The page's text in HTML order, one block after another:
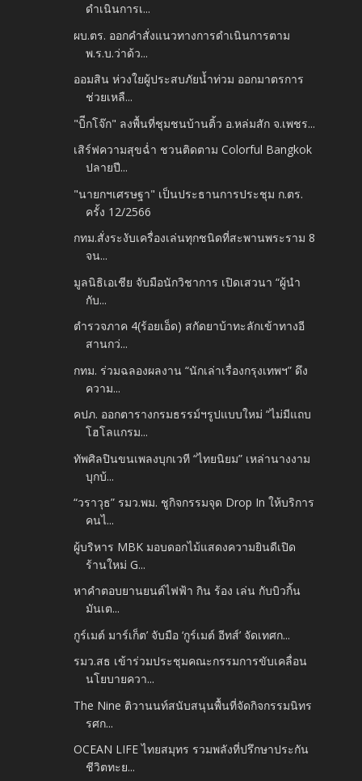
ดำเนินการเ...
ผบ.ตร. ออกคำสั่งแนวทางการดำเนินการตาม
พ.ร.บ.ว่าด้ว...
ออมสิน ห่วงใยผู้ประสบภัยน้ำท่วม ออกมาตรการ
ช่วยเหลื...
"บิีกโจ๊ก" ลงพื้นที่ชุมชนบ้านติ้ว อ.หล่มสัก จ.เพชร...
เสิร์ฟความสุขฉ่ำ ชวนติดตาม Colorful Bangkok
ปลายปี...
"นายกฯเศรษฐา" เป็นประธานการประชุม ก.ตร.
ครั้ง 12/2566
กทม.สั่งระงับเครื่องเล่นทุกชนิดที่สะพานพระราม 8
จน...
มูลนิธิเอเชีย จับมือนักวิชาการ เปิดเสวนา “ผู้นำ
กับ...
ตำรวจภาค 4(ร้อยเอ็ด) สกัดยาบ้าทะลักเข้าทางอี
สานกว่...
กทม. ร่วมฉลองผลงาน “นักเล่าเรื่องกรุงเทพฯ” ดึง
ความ...
คปภ. ออกตารางกรมธรรม์ฯรูปแบบใหม่ “ไม่มีแถบ
โฮโลแกรม...
ทัพศิลปินขนเพลงบุกเวที “ไทยนิยม” เหล่านางงาม
บุกบ้...
“วราวุธ” รมว.พม. ชูกิจกรรมจุด Drop In ให้บริการ
คนไ...
ผู้บริหาร MBK มอบดอกไม้แสดงความยินดีเปิด
ร้านใหม่ G...
หาคำตอบยานยนต์ไฟฟ้า กิน ร้อง เล่น กับบิวกิ้น
มันเต...
กูร์เมต์ มาร์เก็ต’ จับมือ ‘กูร์เมต์ อีทส์’ จัดเทศก...
รมว.สธ เข้าร่วมประชุมคณะกรรมการขับเคลื่อน
นโยบายควา...
The Nine ติวานนท์สนับสนุนพื้นที่จัดกิจกรรมนิทร
รศก...
OCEAN LIFE ไทยสมุทร รวมพลังที่ปรึกษาประกัน
ชีวิตทะย...